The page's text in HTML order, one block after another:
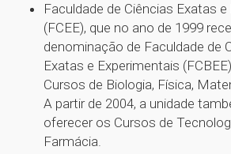
Faculdade de Ciências Exatas
(FCEE), que no ano de 1999
denominação de Faculdade de
Exatas e Experimentais
Cursos de Biologia, Física,
A partir de 2004, a unidade
oferecer os Cursos de
Farmácia.